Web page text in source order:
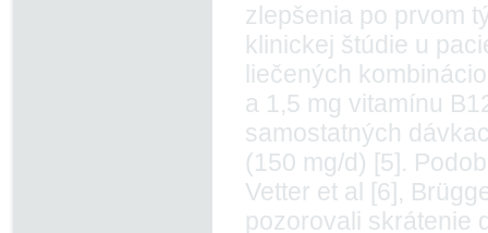
zlepšenia po prvom
klinickej štúdie u
liečených
a 1,5 mg vitamínu
samostatných
(150 mg/d) [5].
Vetter et al [6],
pozorovali skrátenie